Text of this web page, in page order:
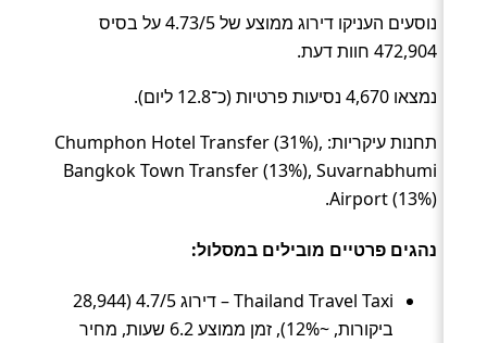
נוסעים העניקו דירוג ממוצע של 4.73/5 על בסיס
472,904 חוות דעת.
נמצאו 4,670 נסיעות פרטיות (כ־12.8 ליום).
תחנות עיקריות: Chumphon Hotel Transfer (31%),
Bangkok Town Transfer (13%), Suvarnabhumi
Airport (13%).
נהגים פרטיים מובילים במסלול:
Thailand Travel Taxi – דירוג 4.7/5 (28,944
ביקורות, ~12%), זמן ממוצע 6.2 שעות, מחיר